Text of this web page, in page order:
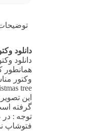
دانلود
دانلود
همانطور
وکتور
tree
این
گرفته
فتوشاپ